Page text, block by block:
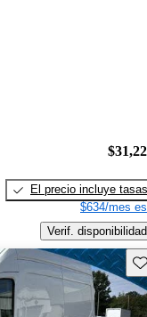
El precio incluye tasas
$634/mes
Verif. disponibilidad